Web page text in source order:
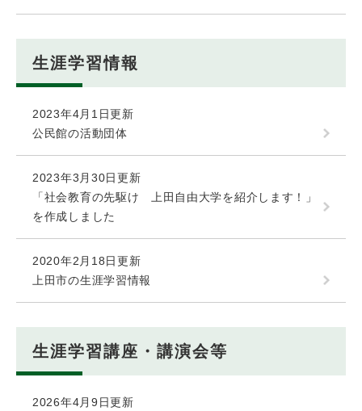
生涯学習情報
2023年4月1日更新
公民館の活動団体
2023年3月30日更新
「社会教育の先駆け 上田自由大学を紹介します！」
を作成しました
2020年2月18日更新
上田市の生涯学習情報
生涯学習講座・講演会等
2026年4月9日更新